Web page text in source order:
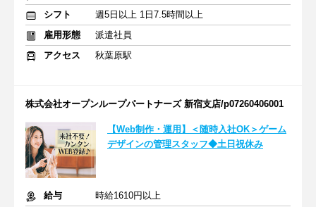
シフト
週5日以上 1日7.5時間以上
雇用形態
派遣社員
アクセス
秋葉原駅
株式会社オープンループパートナーズ 新宿支店/p07260406001
【Web制作・運用】＜随時入社OK＞ゲーム
デザインの管理スタッフ◆土日祝休み
給与
時給1610円以上